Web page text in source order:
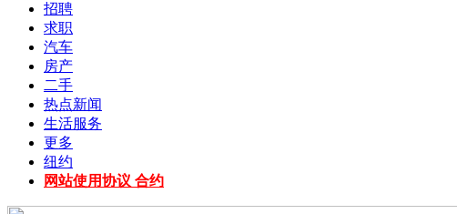
招聘
求职
汽车
房产
二手
热点新闻
生活服务
更多
纽约
网站使用协议 合约